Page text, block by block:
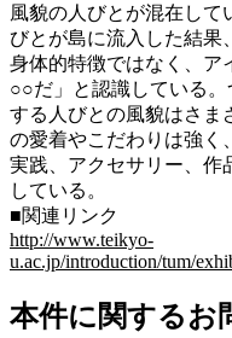
風貌の人びとが混在して
びとが島に流入した結果
身体的特徴ではなく、ア
○○だ」と認識している
する人びとの風貌はさま
の愛着やこだわりは強く
実践、アクセサリー、作
している。
■関連リンク
http://www.teikyo-
u.ac.jp/introduction/tum/
本件に関するお